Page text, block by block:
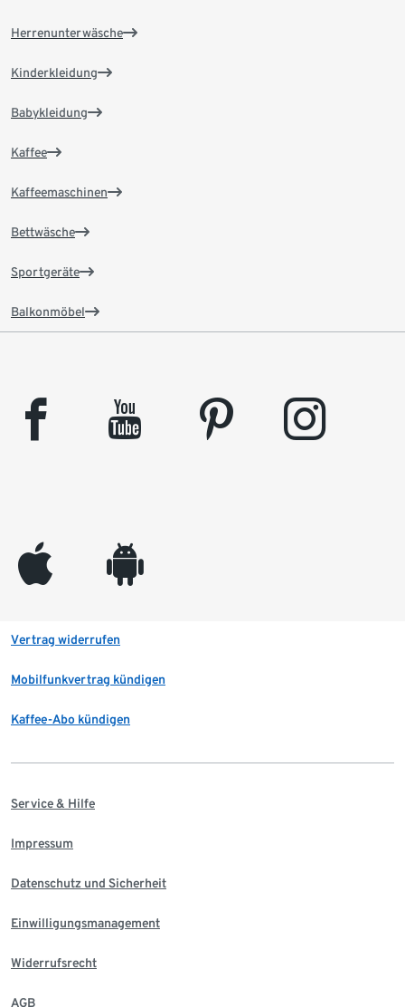
Herrenunterwäsche
Kinderkleidung
Babykleidung
Kaffee
Kaffeemaschinen
Bettwäsche
Sportgeräte
Balkonmöbel
facebook youtube pinterest instagram
appleinc android
Vertrag widerrufen
Mobilfunkvertrag kündigen
Kaffee-Abo kündigen
Service & Hilfe
Impressum
Datenschutz und Sicherheit
Einwilligungsmanagement
Widerrufsrecht
AGB